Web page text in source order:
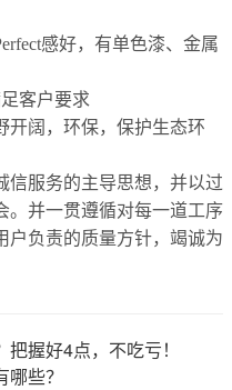
感好，有单色漆、金属
客户要求
阔，环保，保护生态环
服务的主导思想，并以过
。并一贯遵循对每一道工序
户负责的质量方针，竭诚为
握好4点，不吃亏！
些？